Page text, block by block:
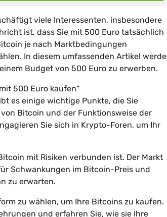
viele Interessenten, insbesondere
ist, dass Sie mit 500 Euro tatsächlich
je nach Marktbedingungen
In diesem umfassenden Artikel werde
Budget von 500 Euro zu erwerben.
500 Euro kaufen“
es einige wichtige Punkte, die Sie
Bitcoin und der Funktionsweise der
Sie sich in Krypto-Foren, um Ihr
mit Risiken verbunden ist. Der Markt
Schwankungen im Bitcoin-Preis und
zu erwarten.
zu wählen, um Ihre Bitcoins zu kaufen.
und erfahren Sie, wie sie Ihre